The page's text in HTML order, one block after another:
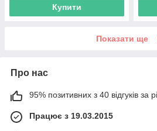
Купити
Показати ще
Про нас
95% позитивних з 40 відгуків за
Працює з 19.03.2015